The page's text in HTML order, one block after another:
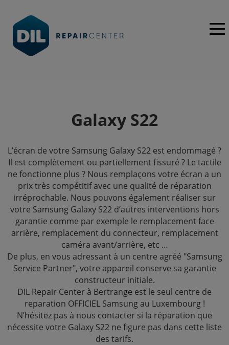
Galaxy S22
L’écran de votre Samsung Galaxy S22 est endommagé ?
Il est complètement ou partiellement fissuré ? Le tactile
ne fonctionne plus ? Nous remplaçons votre écran a un
prix très compétitif avec une qualité de réparation
irréprochable. Nous pouvons également réaliser sur
votre Samsung Galaxy S22 d’autres interventions hors
garantie comme par exemple le remplacement face
arrière, remplacement du connecteur, remplacement
caméra avant/arrière, etc …
De plus, en vous adressant à un centre agréé "Samsung
Service Partner", votre appareil conserve sa garantie
constructeur initiale.
DIL Repair Center à Bertrange est le seul centre de
reparation OFFICIEL Samsung au Luxembourg !
N’hésitez pas à nous contacter si la réparation que
nécessite votre Galaxy S22 ne figure pas dans cette liste
des tarifs.